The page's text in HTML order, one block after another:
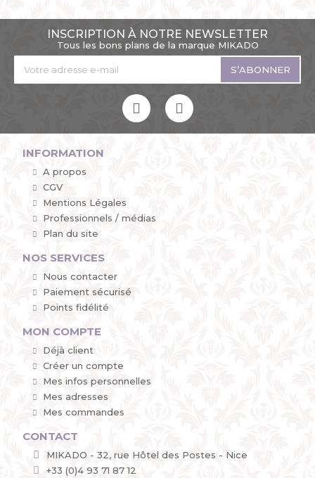
INSCRIPTION À NOTRE NEWSLETTER
Tous les bons plans de la marque MIKADO
S’ABONNER
INFORMATION
A propos
CGV
Mentions Légales
Professionnels / médias
Plan du site
NOS SERVICES
Nous contacter
Paiement sécurisé
Points fidélité
MON COMPTE
Déjà client
Créer un compte
Mes infos personnelles
Mes adresses
Mes commandes
CONTACT
MIKADO - 32, rue Hôtel des Postes - Nice
+33 (0)4 93 71 87 12